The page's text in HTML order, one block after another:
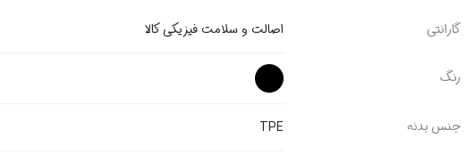
گارانتی اصالت و سلامت فیزیکی کالا
رنگ
جنس بدنه TPE